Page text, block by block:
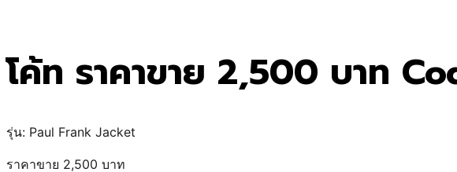
โค้ท ราคาขาย 2,500 บาท
รุ่น: Paul Frank Jacket
ราคาขาย 2,500 บาท